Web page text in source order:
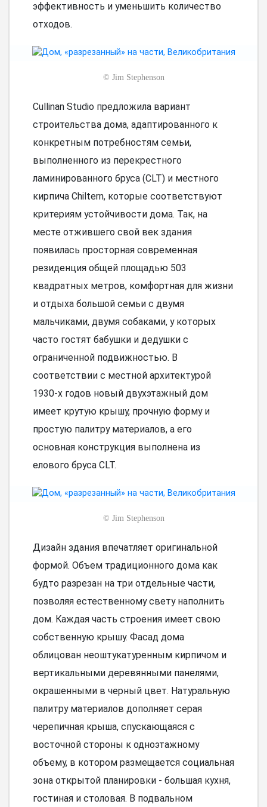
эффективность и уменьшить количество
отходов.
© Jim Stephenson
Cullinan Studio предложила вариант
строительства дома, адаптированного к
конкретным потребностям семьи,
выполненного из перекрестного
ламинированного бруса (CLT) и местного
кирпича Chiltern, которые соответствуют
критериям устойчивости дома. Так, на
месте отжившего свой век здания
появилась просторная современная
резиденция общей площадью 503
квадратных метров, комфортная для жизни
и отдыха большой семьи с двумя
мальчиками, двумя собаками, у которых
часто гостят бабушки и дедушки с
ограниченной подвижностью. В
соответствии с местной архитектурой
1930-х годов новый двухэтажный дом
имеет крутую крышу, прочную форму и
простую палитру материалов, а его
основная конструкция выполнена из
елового бруса CLT.
© Jim Stephenson
Дизайн здания впечатляет оригинальной
формой. Объем традиционного дома как
будто разрезан на три отдельные части,
позволяя естественному свету наполнить
дом. Каждая часть строения имеет свою
собственную крышу. Фасад дома
облицован неоштукатуренным кирпичом и
вертикальными деревянными панелями,
окрашенными в черный цвет. Натуральную
палитру материалов дополняет серая
черепичная крыша, спускающаяся с
восточной стороны к одноэтажному
объему, в котором размещается социальная
зона открытой планировки - большая кухня,
гостиная и столовая. В подвальном